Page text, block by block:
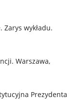
Zarys wykładu.
Warszawa,
Prezydenta